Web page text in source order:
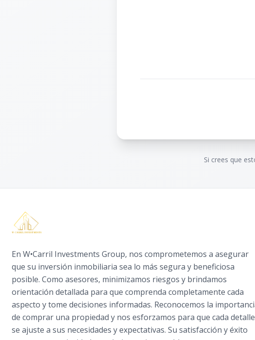
Si crees que
En W•Carril Investments Group, nos comprometemos a asegurar
que su inversión inmobiliaria sea lo más segura y beneficiosa
posible. Como asesores, minimizamos riesgos y brindamos
orientación detallada para que comprenda completamente cada
aspecto y tome decisiones informadas. Reconocemos la
de comprar una propiedad y nos esforzamos para que cada detalle
se ajuste a sus necesidades y expectativas. Su satisfacción y éxito